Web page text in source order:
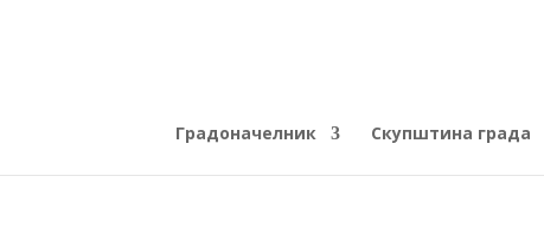
Градоначелник Скупштина града